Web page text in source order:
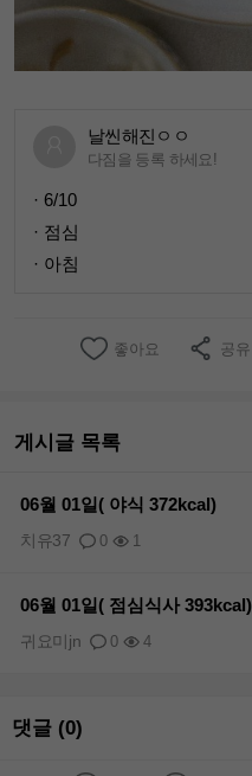
날씬해진ㅇㅇ
다짐을 등록 하세요!
· 6/10
· 점심
· 아침
좋아요 공유
게시글 목록
06월 01일( 야식 372kcal)
0 1
치유37
06월 01일( 점심식사 393kcal)
0 4
귀요미jn
댓글 (0)